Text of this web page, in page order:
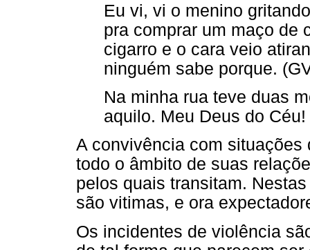
Eu vi, vi o menino
pra comprar um maço de
cigarro e o cara veio
ninguém sabe porque.
Na minha rua teve duas
aquilo. Meu Deus do Céu!
A convivência com
todo o âmbito de suas
pelos quais transitam.
são vitimas, e ora
Os incidentes de violência